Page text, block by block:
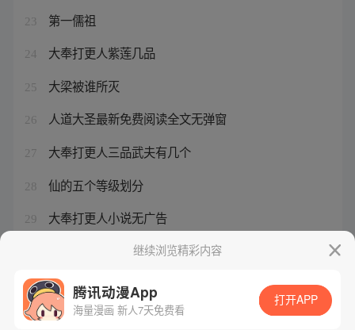
23 第一儒祖
24 大奉打更人紫莲几品
25 大梁被谁所灭
26 人道大圣最新免费阅读全文无弹窗
27 大奉打更人三品武夫有几个
28 仙的五个等级划分
29 大奉打更人小说无广告
大梁太子是谁演的继续浏览精彩内容
腾讯动漫App
海量漫画 新人7天免费看
打开APP